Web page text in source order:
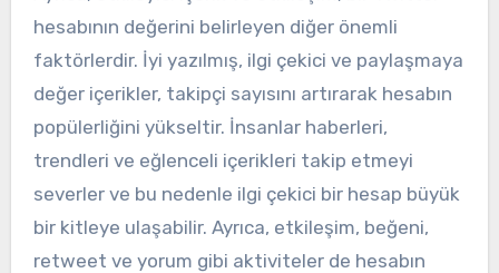
hesabının değerini belirleyen diğer önemli
faktörlerdir. İyi yazılmış, ilgi çekici ve paylaşmaya
değer içerikler, takipçi sayısını artırarak hesabın
popülerliğini yükseltir. İnsanlar haberleri,
trendleri ve eğlenceli içerikleri takip etmeyi
severler ve bu nedenle ilgi çekici bir hesap büyük
bir kitleye ulaşabilir. Ayrıca, etkileşim, beğeni,
retweet ve yorum gibi aktiviteler de hesabın